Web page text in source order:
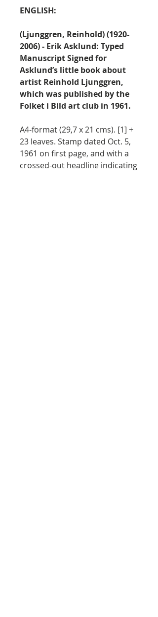
ENGLISH:
(Ljunggren, Reinhold) (1920-
2006) - Erik Asklund: Typed
Manuscript Signed for
Asklund’s little book about
artist Reinhold Ljunggren,
which was published by the
Folket i Bild art club in 1961.
A4-format (29,7 x 21 cms). [1] +
23 leaves. Stamp dated Oct. 5,
1961 on first page, and with a
crossed-out headline indicating